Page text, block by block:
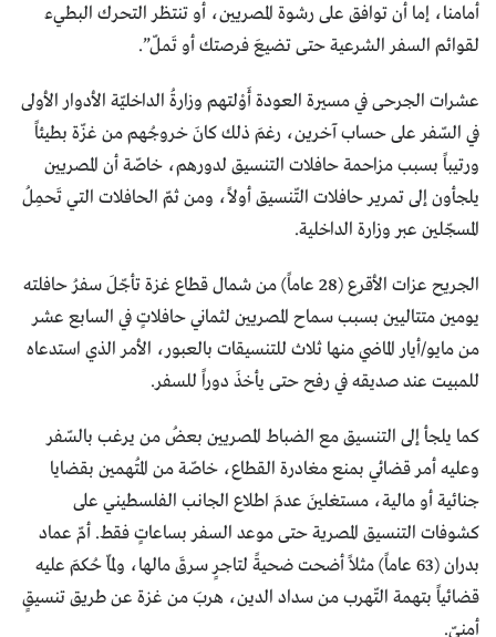
أمامنا، إما أن توافق على رشوة المصريين، أو تنتظر التحرك البطيء
لقوائم السفر الشرعية حتى تضيعَ فرصتك أو تَملّ”.
عشرات الجرحى في مسيرة العودة أَوْلتهم وزارةُ الداخليّة الأدوار الأولى
في السّفر على حساب آخرين، رغمَ ذلك كانَ خروجُهم من غزّة بطيئاً
ورتيباً بسبب مزاحمة حافلات التنسيق لدورهم، خاصّة أن المصريين
يلجأون إلى تمرير حافلات التّنسيق أولاً، ومن ثمّ الحافلات التي تَحمِلُ
المسجّلين عبر وزارة الداخلية.
الجريح عزات الأقرع (28 عاماً) من شمال قطاع غزة تأجّلَ سفرُ حافلته
يومين متتاليين بسبب سماح المصريين لثماني حافلاتٍ في السابع عشر
من مايو/أيار الماضي منها ثلاث للتنسيقات بالعبور، الأمر الذي استدعاه
للمبيت عند صديقه في رفح حتى يأخذَ دوراً للسفر.
كما يلجأ إلى التنسيق مع الضباط المصريين بعضُ من يرغب بالسّفر
وعليه أمر قضائي بمنع مغادرة القطاع، خاصّة من المُتهمين بقضايا
جنائية أو مالية، مستغلينَ عدمَ اطلاع الجانب الفلسطيني على
كشوفات التنسيق المصرية حتى موعد السفر بساعاتٍ فقط. أمّ عماد
بدران (63 عاماً) مثلاً أضحت ضحيةً لتاجرٍ سرقَ مالها، ولمّا حُكمَ عليه
قضائياً بتهمة التّهرب من سداد الدين، هربَ من غزة عن طريق تنسيقٍ
أمنيّ.